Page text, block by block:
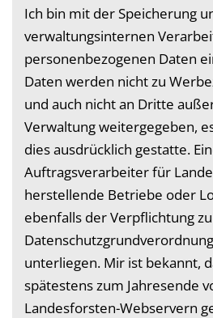
Ich bin mit der Speicherung
verwaltungsinternen
personenbezogenen Daten
Daten werden nicht zu
und auch nicht an Dritte
Verwaltung weitergegeben,
dies ausdrücklich gestatte.
Auftragsverarbeiter für
herstellende Betriebe oder
ebenfalls der Verpflichtung
Datenschutzgrundverordnung
unterliegen. Mir ist bekannt,
spätestens zum Jahresende
Landesforsten-Webservern